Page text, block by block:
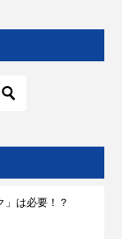
」は必要！？